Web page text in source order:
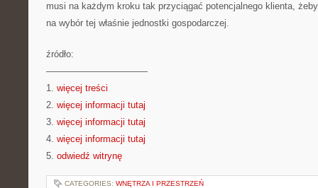
musi na każdym kroku tak przyciągać potencjalnego klienta,
na wybór tej właśnie jednostki gospodarczej.
źródło:
———————————
1. więcej treści
2. więcej informacji tutaj
3. więcej informacji tutaj
4. więcej informacji tutaj
5. odwiedź witrynę
CATEGORIES: WNĘTRZA I PRZESTRZEŃ